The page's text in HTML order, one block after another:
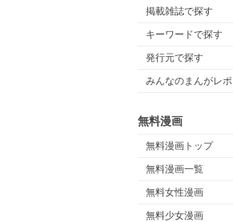
掲載雑誌で探す
キーワードで探す
発行元で探す
みんなのまんがレポ
無料漫画
無料漫画トップ
無料漫画一覧
無料女性漫画
無料少女漫画